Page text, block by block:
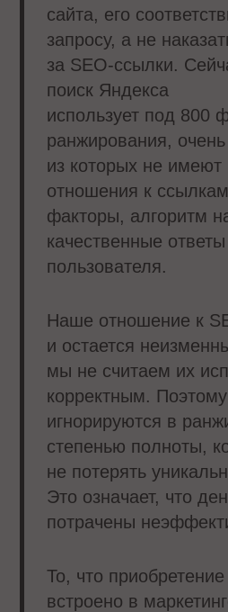
сайта, его
запросу, а не
за SEO-ссылки.
поиск Яндекса
использует под 800
ранжирования,
из которых не имеют
отношения к
факторы, алгоритм
качественные
пользователя.
Наше отношение к
и остается
мы не считаем их
корректным.
игнорируются в
степенью полноты,
не потерять
Это означает, что
потрачены
То, что
встроено в